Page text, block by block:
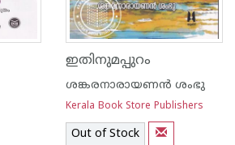
ഇതിനുമപ്പുറം
ശങ്കരനാരായണന്‍ ശംഭു
Kerala Book Store Publishers
Out of Stock